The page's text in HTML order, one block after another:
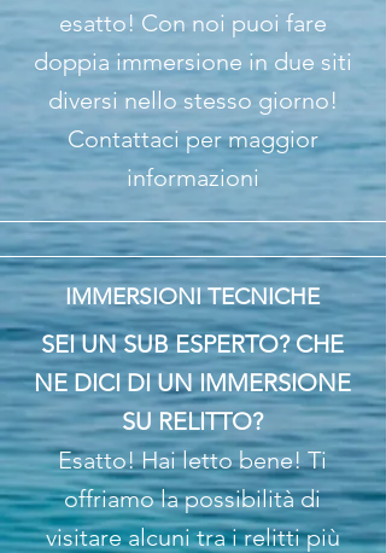
esatto! Con noi puoi fare
doppia immersione in due siti
diversi nello stesso giorno!
Contattaci per maggior
informazioni
IMMERSIONI TECNICHE
SEI UN SUB ESPERTO? CHE
NE DICI DI UN IMMERSIONE
SU RELITTO?
Esatto! Hai letto bene! Ti
offriamo la possibilità di
visitare alcuni tra i relitti più